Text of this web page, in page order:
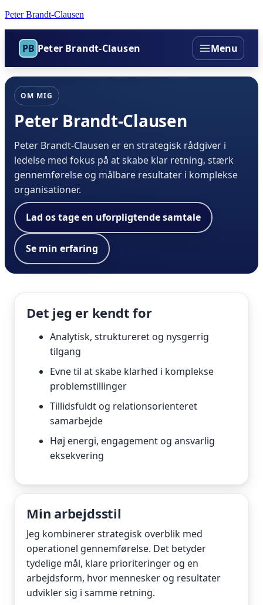
Peter Brandt-Clausen
PB Peter Brandt-Clausen Menu
OM MIG
Peter Brandt-Clausen
Peter Brandt-Clausen er en strategisk rådgiver i
ledelse med fokus på at skabe klar retning, stærk
gennemførelse og målbare resultater i komplekse
organisationer.
Lad os tage en uforpligtende samtale
Se min erfaring
Det jeg er kendt for
Analytisk, struktureret og nysgerrig
tilgang
Evne til at skabe klarhed i komplekse
problemstillinger
Tillidsfuldt og relationsorienteret
samarbejde
Høj energi, engagement og ansvarlig
eksekvering
Min arbejdsstil
Jeg kombinerer strategisk overblik med
operationel gennemførelse. Det betyder
tydelige mål, klare prioriteringer og en
arbejdsform, hvor mennesker og resultater
udvikler sig i samme retning.